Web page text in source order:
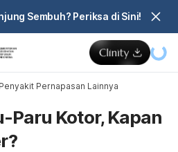
Sembuh? Periksa di Sini!
Penyakit Pernapasan Lainnya
Paru Kotor, Kapan